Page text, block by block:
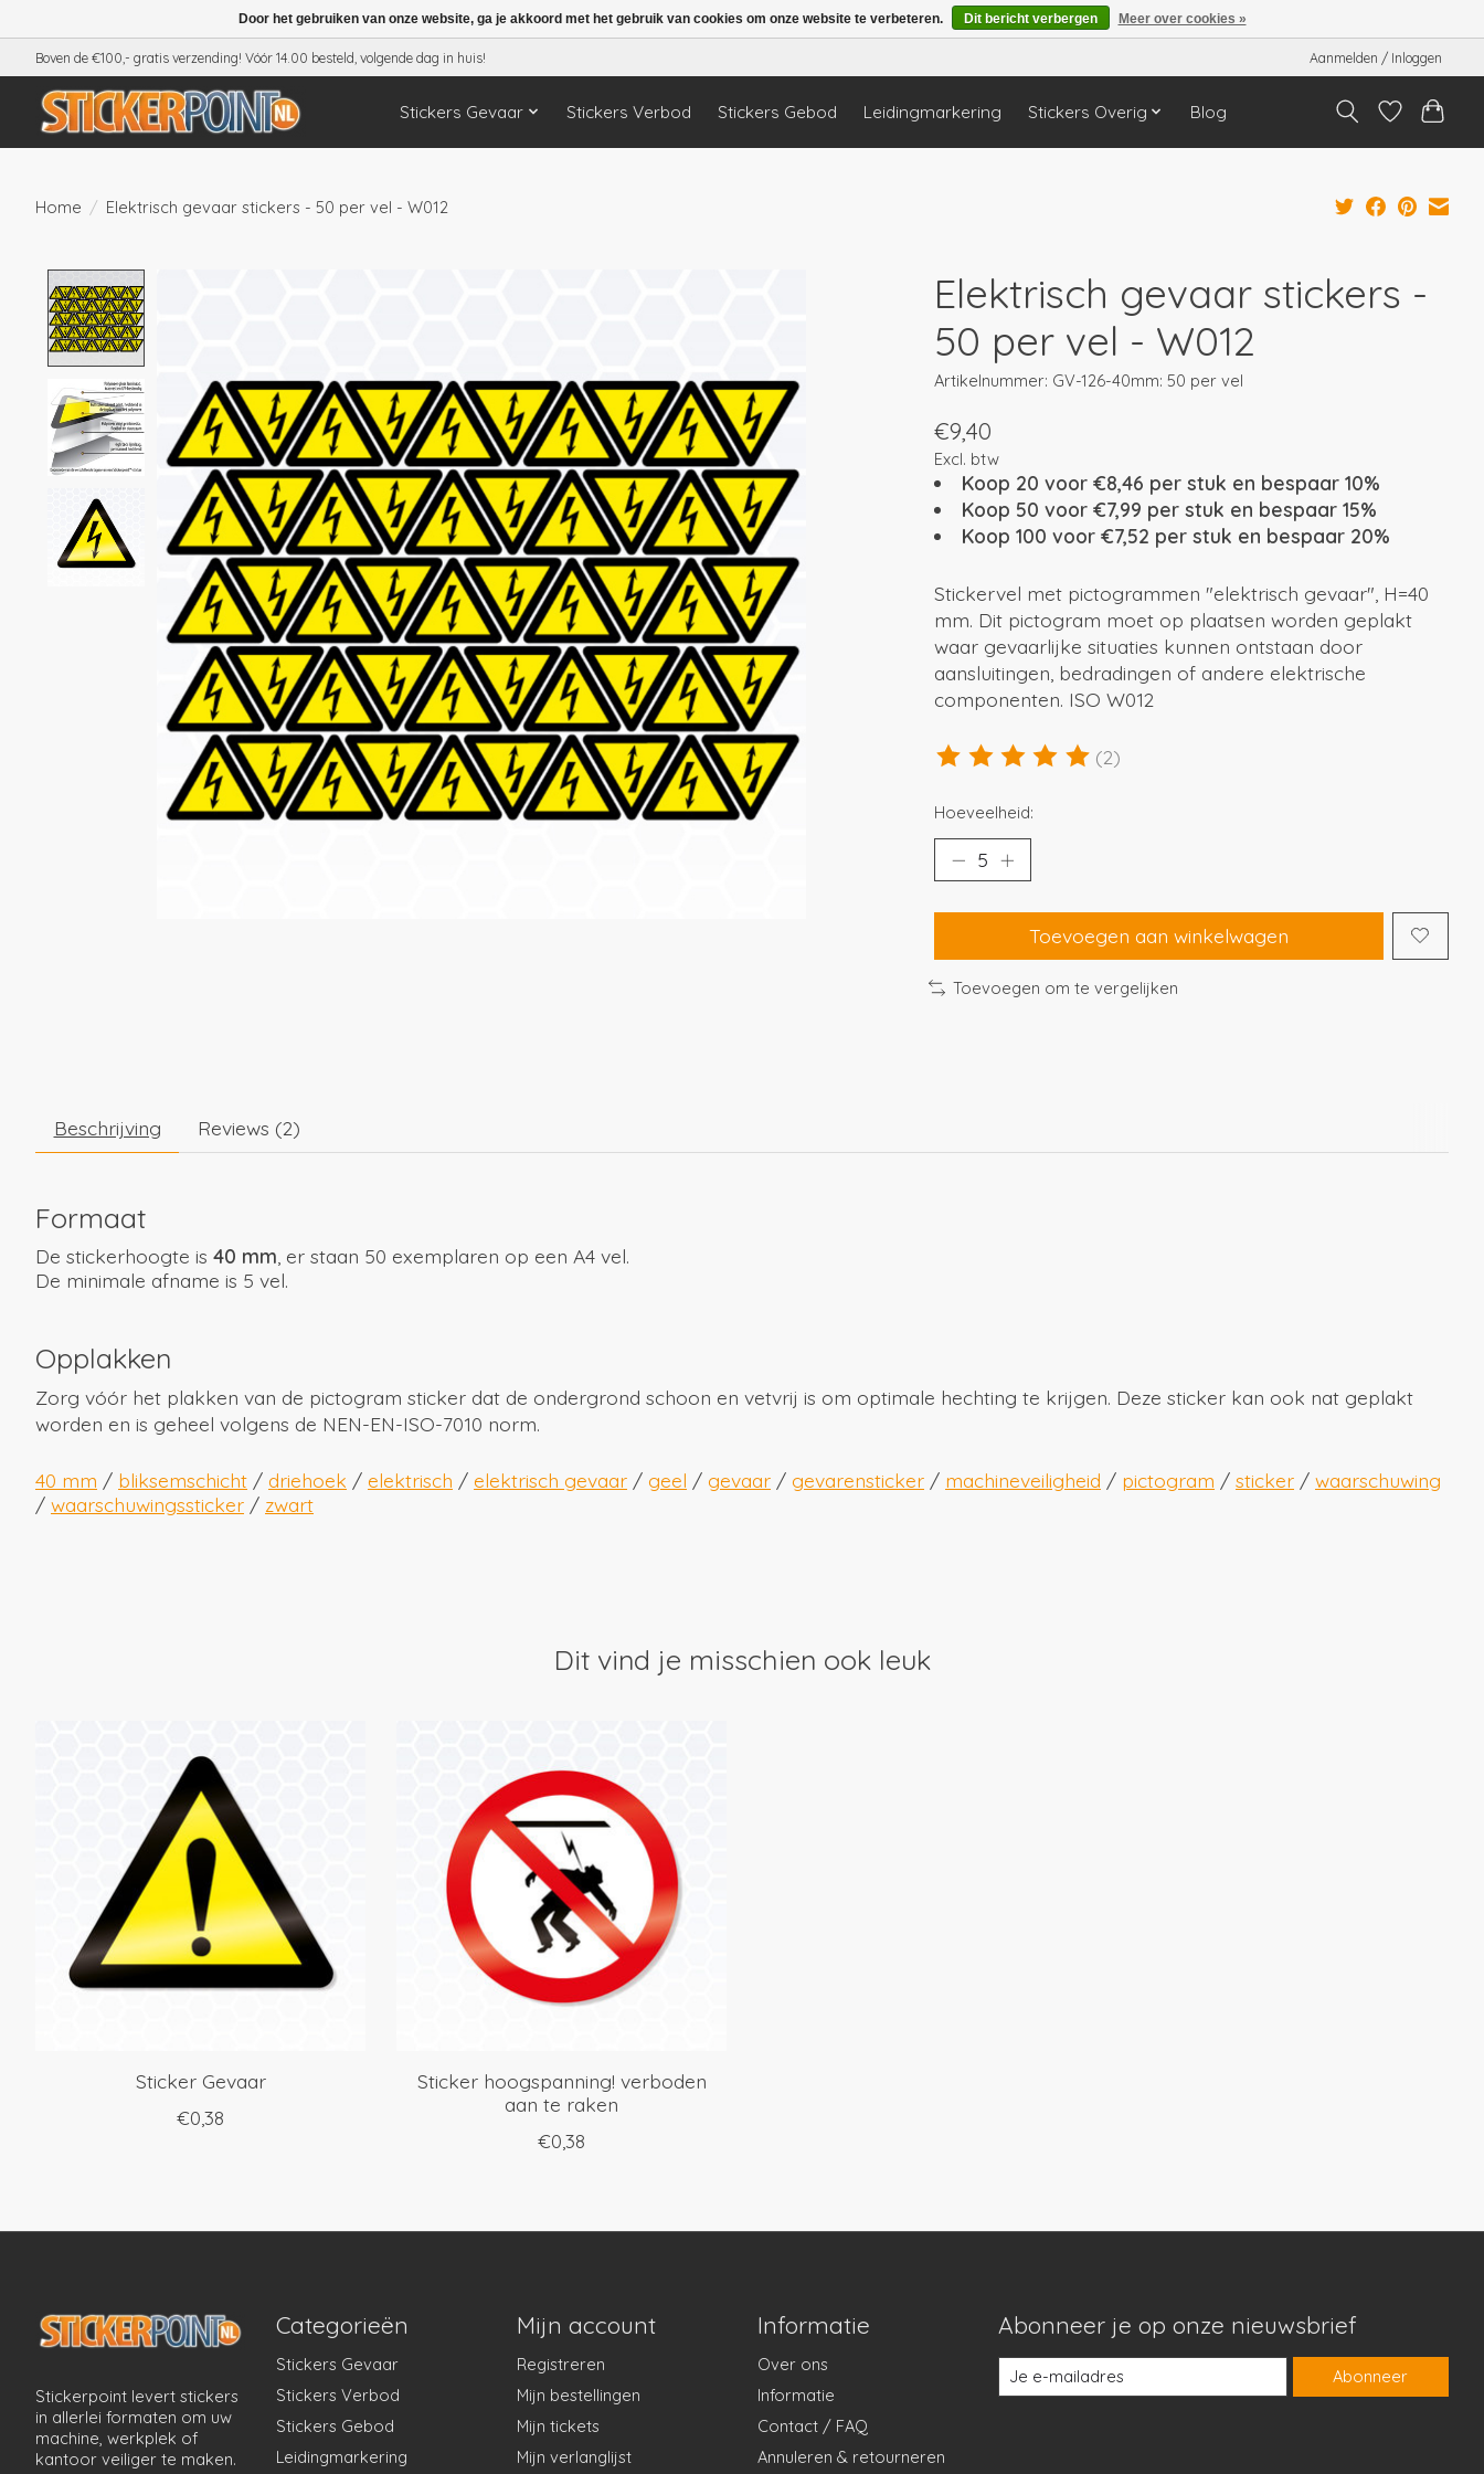
Boven de €100,- gratis verzending! Vóór 14.00 besteld, volgende dag in huis! Aanmelden / Inloggen
Stickers Gevaar Stickers Verbod Stickers Gebod Leidingmarkering Stickers Overig Blog
Home / Elektrisch gevaar stickers - 50 per vel - W012
Elektrisch gevaar stickers -
50 per vel - W012
Artikelnummer: GV-126-40mm: 50 per vel
€9,40
Excl. btw
Koop 20 voor €8,46 per stuk en bespaar 10%
Koop 50 voor €7,99 per stuk en bespaar 15%
Koop 100 voor €7,52 per stuk en bespaar 20%
Stickervel met pictogrammen "elektrisch gevaar", H=40
mm. Dit pictogram moet op plaatsen worden geplakt
waar gevaarlijke situaties kunnen ontstaan door
aansluitingen, bedradingen of andere elektrische
componenten. ISO W012
De beoordeling van dit product is
(2)
Hoeveelheid:
Toevoegen aan winkelwagen
Toevoegen om te vergelijken
Beschrijving Reviews (2)
Formaat
De stickerhoogte is 40 mm , er staan 50 exemplaren op een A4 vel.
De minimale afname is 5 vel.
Opplakken
Zorg vóór het plakken van de pictogram sticker dat de ondergrond schoon en vetvrij is om optimale hechting te krijgen. Deze sticker kan ook nat geplakt
worden en is geheel volgens de NEN-EN-ISO-7010 norm.
40 mm / bliksemschicht / driehoek / elektrisch / elektrisch gevaar / geel / gevaar / gevarensticker / machineveiligheid / pictogram / sticker / waarschuwing
/ waarschuwingssticker / zwart
Dit vind je misschien ook leuk
Sticker Gevaar
€0,38
Sticker hoogspanning! verboden
aan te raken
€0,38
Stickerpoint levert stickers
in allerlei formaten om uw
machine, werkplek of
kantoor veiliger te maken.
Categorieën
Stickers Gevaar
Stickers Verbod
Stickers Gebod
Leidingmarkering
Mijn account
Registreren
Mijn bestellingen
Mijn tickets
Mijn verlanglijst
Informatie
Over ons
Informatie
Contact / FAQ
Annuleren & retourneren
Abonneer je op onze nieuwsbrief
Abonneer
Door het gebruiken van onze website, ga je akkoord met het gebruik van cookies om onze website te verbeteren. Dit bericht verbergen Meer over cookies »